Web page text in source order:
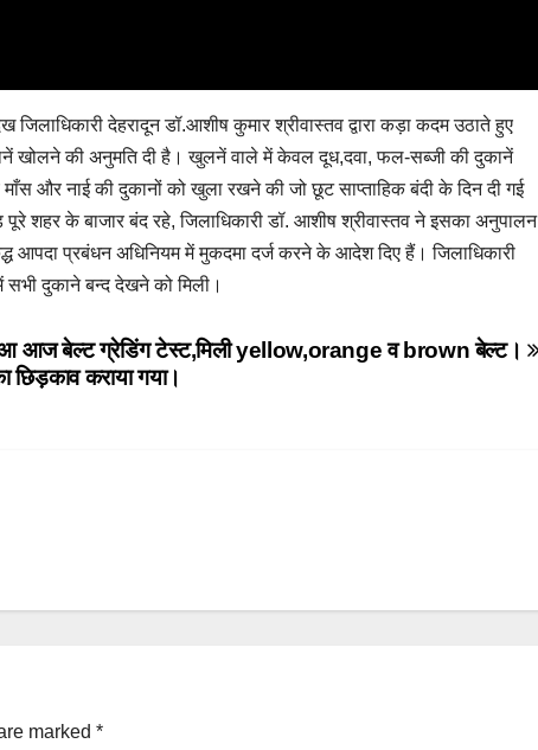
देहरादून डॉ.आशीष कुमार श्रीवास्तव द्वारा कड़ा कदम उठाते हुए
खोलने की अनुमति दी है। खुलनें वाले में केवल दूध,दवा, फल-सब्जी की दुकानें
और नाई की दुकानों को खुला रखने की जो छूट साप्ताहिक बंदी के दिन दी गई
के बाजार बंद रहे, जिलाधिकारी डॉ. आशीष श्रीवास्तव ने इसका अनुपालन
आपदा प्रबंधन अधिनियम में मुकदमा दर्ज करने के आदेश दिए हैं। जिलाधिकारी
सभी दुकाने बन्द देखने को मिली।
आज बेल्ट ग्रेडिंग टेस्ट,मिली yellow,orange व brown बेल्ट।
कराया गया।
marked *